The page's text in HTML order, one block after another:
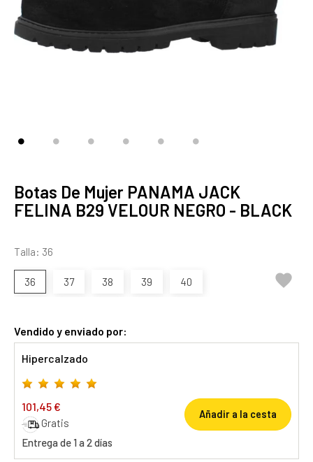
Botas De Mujer PANAMA JACK
FELINA B29 VELOUR NEGRO - BLACK
Talla: 36
36 37 38 39 40 
Vendido y enviado por:
Hipercalzado
101,45 €
Gratis
Entrega de 1 a 2 días
Añadir a la cesta